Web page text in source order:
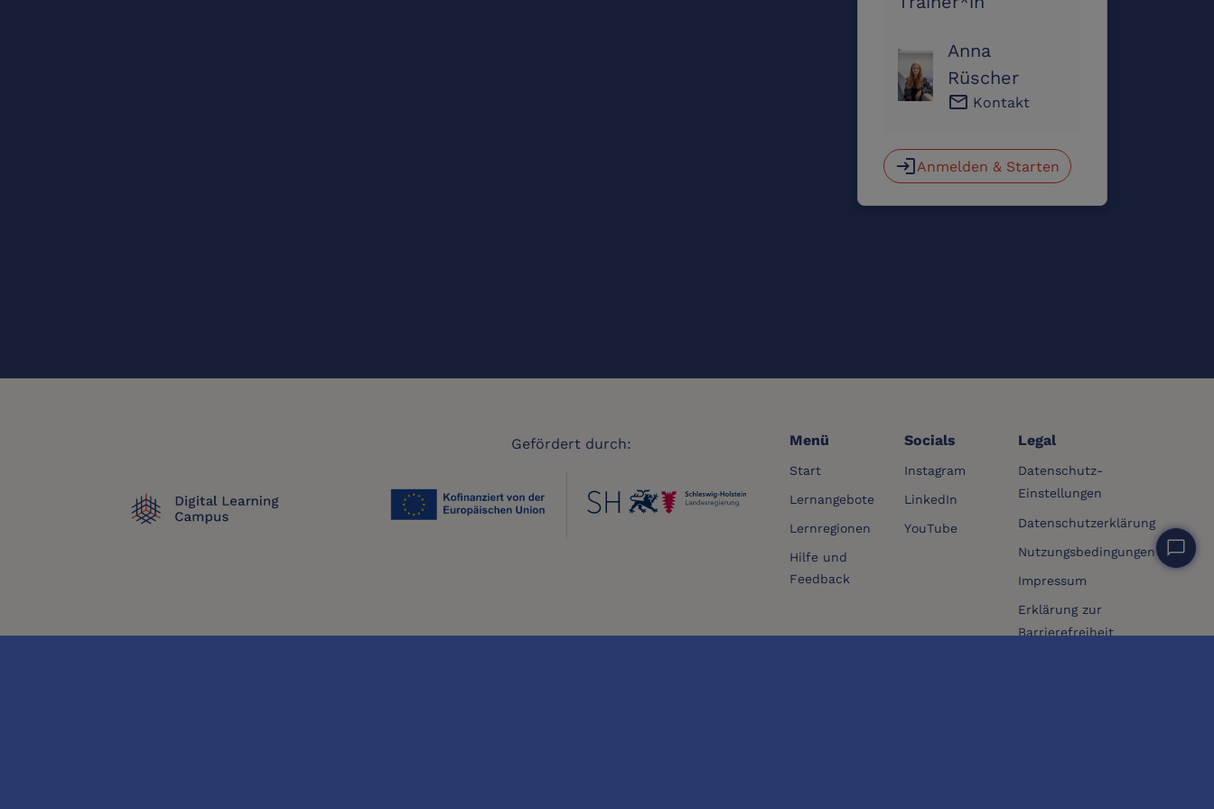
Anna
Rüscher
email Kontakt
loginAnmelden & Starten
chat_bubble
Gefördert durch: Menü
Start
Lernangebote
Lernregionen
Hilfe und
Feedback
Socials
Instagram
LinkedIn
YouTube
Legal
Datenschutz-
Einstellungen
Datenschutzerklärung
Nutzungsbedingungen
Impressum
Erklärung zur
Barrierefreiheit